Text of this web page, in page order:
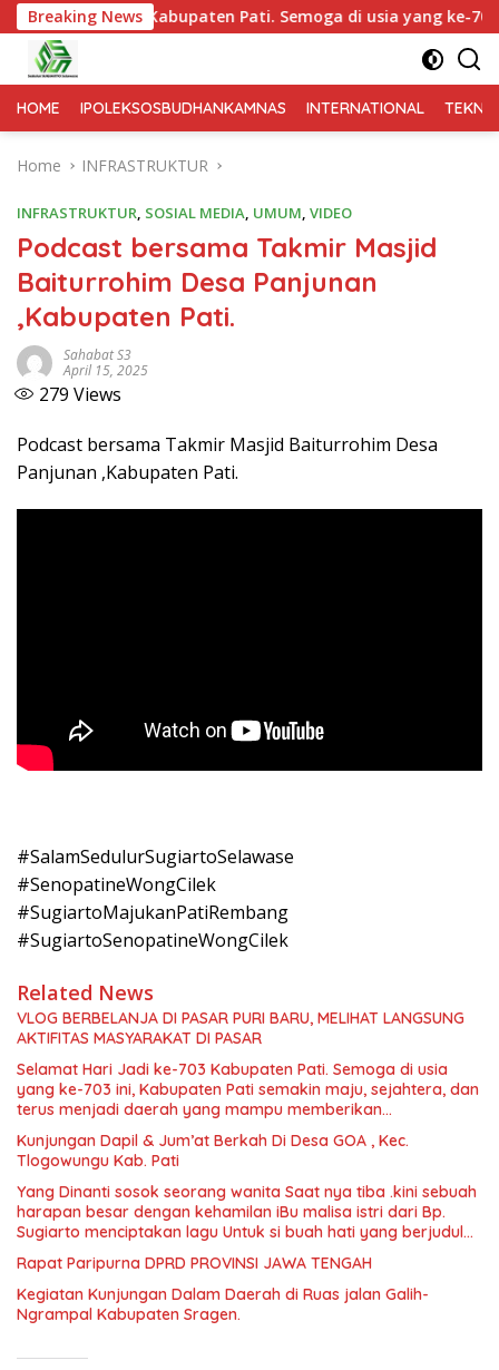
Breaking News
Kabupaten Pati. Semoga di usia yang ke-703 ini,
HOME IPOLEKSOSBUDHANKAMNAS INTERNATIONAL
Home INFRASTRUKTUR
INFRASTRUKTUR, SOSIAL MEDIA, UMUM, VIDEO
Podcast bersama Takmir Masjid
Baiturrohim Desa Panjunan
,Kabupaten Pati.
Sahabat S3
April 15, 2025
279 Views
Podcast bersama Takmir Masjid Baiturrohim Desa
Panjunan ,Kabupaten Pati.
#SalamSedulurSugiartoSelawase
#SenopatineWongCilek
#SugiartoMajukanPatiRembang
#SugiartoSenopatineWongCilek
Related News
VLOG BERBELANJA DI PASAR PURI BARU, MELIHAT LANGSUNG
AKTIFITAS MASYARAKAT DI PASAR
Selamat Hari Jadi ke-703 Kabupaten Pati. Semoga di usia
yang ke-703 ini, Kabupaten Pati semakin maju, sejahtera, dan
terus menjadi daerah yang mampu memberikan
kesejahteraan bagi seluruh masyarakatnya. Semoga sinergi
dan kolaborasi yang telah terjalin semakin kuat demi
mewujudkan pembangunan yang berkelanjutan. Dirgahayu
Kabupaten Pati ke-703. Salam sedulur Pati Selawase.
Facebook
Kunjungan Dapil & Jum’at Berkah Di Desa GOA , Kec.
Tlogowungu Kab. Pati
Yang Dinanti sosok seorang wanita Saat nya tiba .kini sebuah
harapan besar dengan kehamilan iBu malisa istri dari Bp.
Sugiarto menciptakan lagu Untuk si buah hati yang berjudul
Rapat Paripurna DPRD PROVINSI JAWA TENGAH
Kegiatan Kunjungan Dalam Daerah di Ruas jalan Galih-
Ngrampal Kabupaten Sragen.